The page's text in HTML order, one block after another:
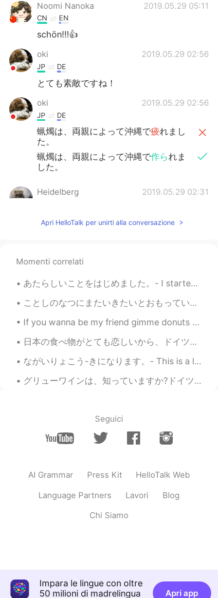
Noomi Nanoka 2019.05.29 05:11
CN EN
schön!!!👍
oki 2019.05.29 02:56
JP DE
とても素敵ですね！
oki 2019.05.29 02:56
JP DE
蝋燭は、両親によって沖縄で疲れまし
た。
蝋燭は、両親によって沖縄で作られま
した。
Heidelberg 2019.05.29 02:31
海豚なんですね。金魚かな？と思ってまし
JP EN
貝殻の蝋燭とても綺麗です!✨
Rai 2019.05.29 01:52
Wow very cute😍
Sekko 2019.05.29 01:03
JP EN
素敵なお土産ですね ☺️🎁
Apri HelloTalk per unirti alla conversazione
Momenti correlati
あたらしいことをはじめました。- I started something new. 📷 First of all, I have to thank everyone who helped me...
ことしのなつにまたいきたいとおもっています。- I would like to go back this summer. ⛺ My virtual trip around the Americ...
If you wanna be my friend gimme donuts 🍩 Just kidding I don't bribe people but I love donuts 🤣🤣🙉 ...
日本の食べ物がとても恋しいから、ドイツで炊飯器を持つことがありがたがっている。調理はもっとやさしいなる。残念ながら、Milchreisなら使えるが、同じ味がない。日本のライスのほうがヨーロッパの...
ながいりょこう-きになります。- This is a long trip report. 😂 Yet another installment of my trip report from ea...
グリューワインは、知っていますか?ドイツは冬にクリスマスマーケットの飲み物です。温めて、スパイスを加えて飲みます。とても美味しいです。ドイツのスーパーで非常に安いです。１本は１００円です。日本で...
Seguici
AI Grammar Press Kit HelloTalk Web
Language Partners Lavori Blog
Chi Siamo
Impara le lingue con oltre
50 milioni di madrelingua
Apri app